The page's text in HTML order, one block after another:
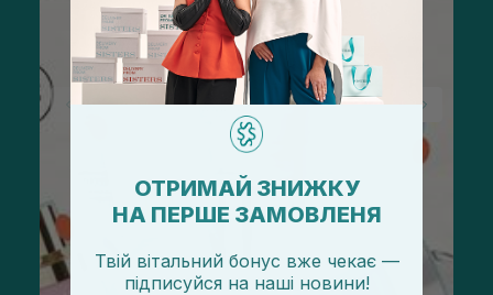
ОТРИМАЙ ЗНИЖКУ
НА ПЕРШЕ ЗАМОВЛЕНЯ
Твій вітальний бонус вже чекає —
підписуйся на наші новини!